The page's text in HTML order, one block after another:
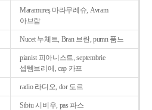
Maramureş 마라무레슈, Avram
아브람
Nucet 누체트, Bran 브란, pumn 품느
pianist 피아니스트, septembrie
셉템브리에, cap 카프
radio 라디오, dor 도르
Sibiu 시비우, pas 파스